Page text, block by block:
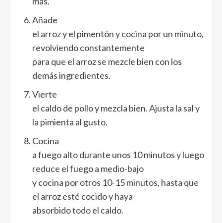
Añade
el arroz y el pimentón y cocina por un minuto,
revolviendo constantemente
para que el arroz se mezcle bien con los
demás ingredientes.
Vierte
el caldo de pollo y mezcla bien. Ajusta la sal y
la pimienta al gusto.
Cocina
a fuego alto durante unos 10 minutos y luego
reduce el fuego a medio-bajo
y cocina por otros 10-15 minutos, hasta que
el arroz esté cocido y haya
absorbido todo el caldo.